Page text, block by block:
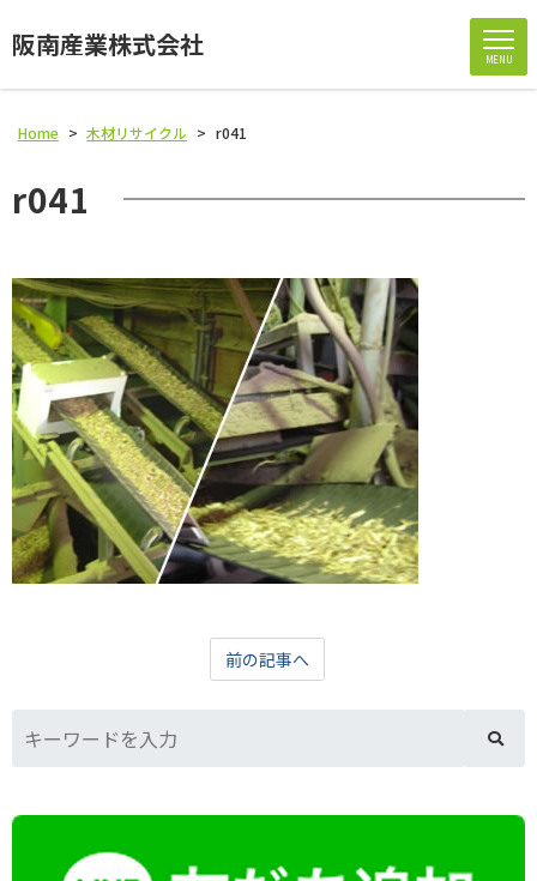
阪南産業株式会社 MENU
Home > 木材リサイクル > r041
r041
前の記事へ